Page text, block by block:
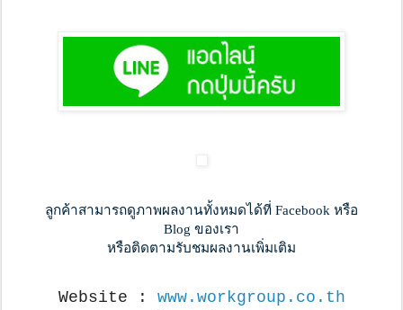
ลูกค้าสามารถดูภาพผลงานทั้งหมดได้ที่ Facebook หรือ
Blog ของเรา
หรือติดตามรับชมผลงานเพิ่มเติม
Website : www.workgroup.co.th